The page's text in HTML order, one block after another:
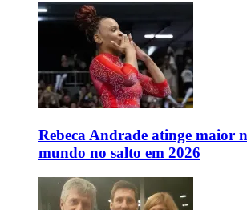
Rebeca Andrade atinge maior
mundo no salto em 2026